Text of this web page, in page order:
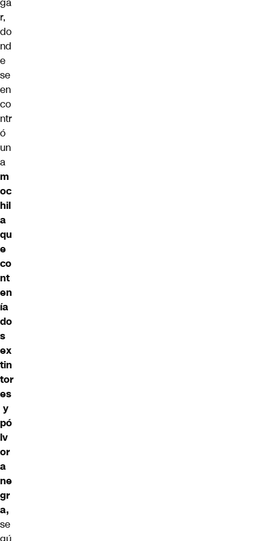
r,
do
nd
e
se
en
co
ntr
ó
un
a
m
oc
hil
a
qu
e
co
nt
en
ía
do
s
ex
tin
tor
es
y
pó
lv
or
a
ne
gr
a,
se